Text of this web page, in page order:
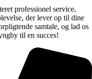
professionel service,
der lever op til dine
samtale, og lad os
til en succes!